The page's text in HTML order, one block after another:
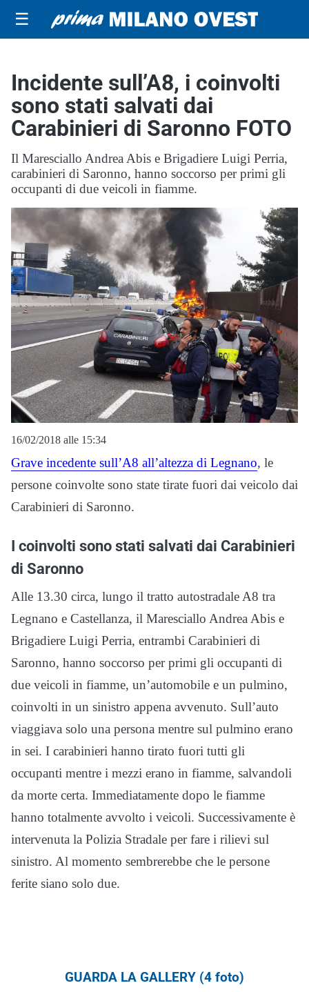
☰
Incidente sull’A8, i coinvolti
sono stati salvati dai
Carabinieri di Saronno FOTO
Il Maresciallo Andrea Abis e Brigadiere Luigi Perria,
carabinieri di Saronno, hanno soccorso per primi gli
occupanti di due veicoli in fiamme.
16/02/2018 alle 15:34
Grave incedente sull’A8 all’altezza di Legnano, le
persone coinvolte sono state tirate fuori dai veicolo dai
Carabinieri di Saronno.
I coinvolti sono stati salvati dai Carabinieri
di Saronno
Alle 13.30 circa, lungo il tratto autostradale A8 tra
Legnano e Castellanza, il Maresciallo Andrea Abis e
Brigadiere Luigi Perria, entrambi Carabinieri di
Saronno, hanno soccorso per primi gli occupanti di
due veicoli in fiamme, un’automobile e un pulmino,
coinvolti in un sinistro appena avvenuto. Sull’auto
viaggiava solo una persona mentre sul pulmino erano
in sei. I carabinieri hanno tirato fuori tutti gli
occupanti mentre i mezzi erano in fiamme, salvandoli
da morte certa. Immediatamente dopo le fiamme
hanno totalmente avvolto i veicoli. Successivamente è
intervenuta la Polizia Stradale per fare i rilievi sul
sinistro. Al momento sembrerebbe che le persone
ferite siano solo due.
GUARDA LA GALLERY (4 foto)